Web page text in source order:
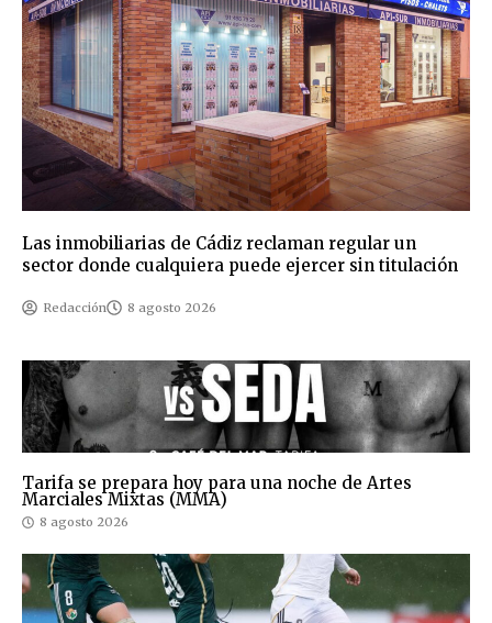
Las inmobiliarias de Cádiz reclaman regular un
sector donde cualquiera puede ejercer sin titulación
Redacción 8 agosto 2026
Tarifa se prepara hoy para una noche de Artes
Marciales Mixtas (MMA)
8 agosto 2026